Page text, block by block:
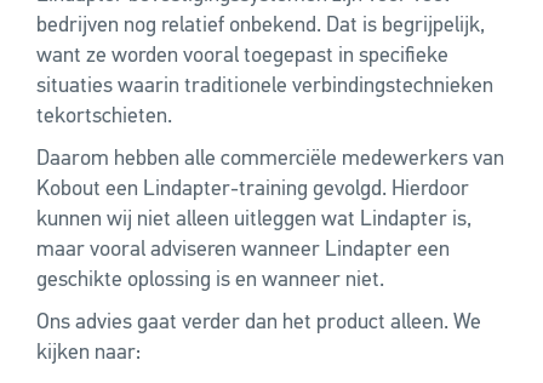
bedrijven nog relatief onbekend. Dat is begrijpelijk,
want ze worden vooral toegepast in specifieke
situaties waarin traditionele verbindingstechnieken
tekortschieten.
Daarom hebben alle commerciële medewerkers van
Kobout een Lindapter-training gevolgd. Hierdoor
kunnen wij niet alleen uitleggen wat Lindapter is,
maar vooral adviseren wanneer Lindapter een
geschikte oplossing is en wanneer niet.
Ons advies gaat verder dan het product alleen. We
kijken naar: